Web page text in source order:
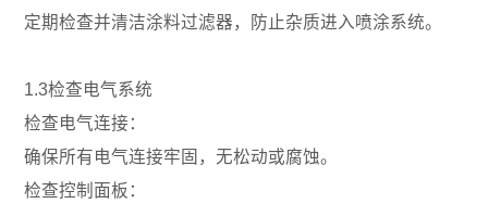
定期检查并清洁涂料过滤器，防止杂质进入喷涂系统。
1.3检查电气系统
检查电气连接：
确保所有电气连接牢固，无松动或腐蚀。
检查控制面板：